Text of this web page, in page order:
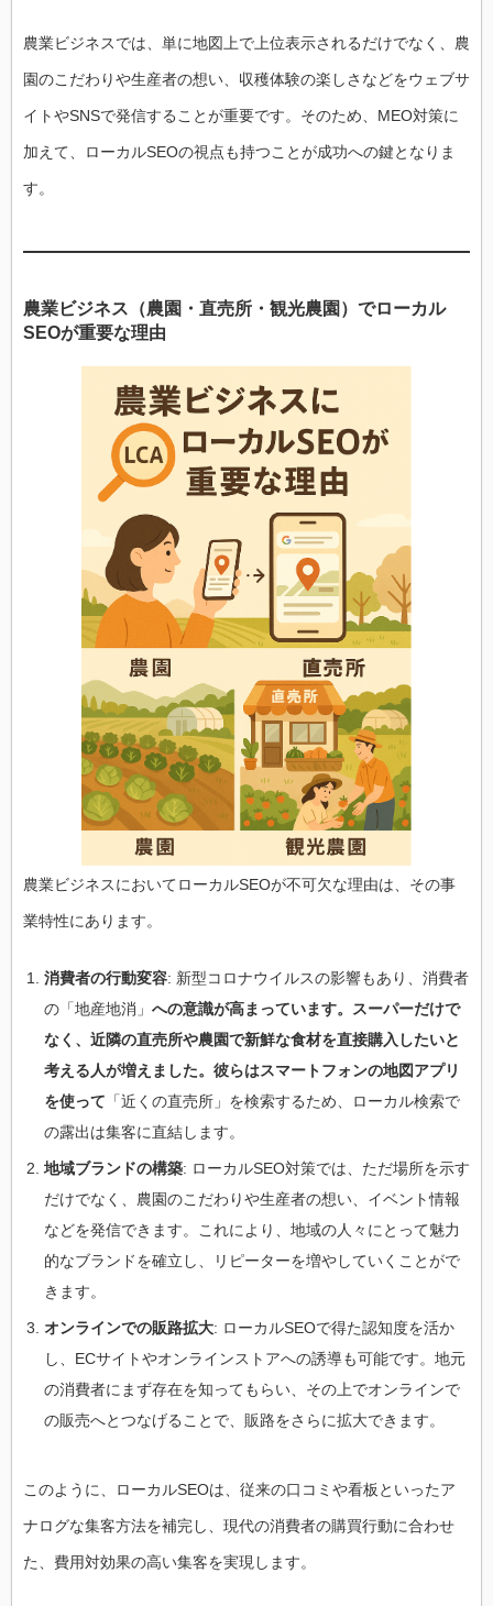
農業ビジネスでは、単に地図上で上位表示されるだけでなく、農
園のこだわりや生産者の想い、収穫体験の楽しさなどをウェブサ
イトやSNSで発信することが重要です。そのため、MEO対策に
加えて、ローカルSEOの視点も持つことが成功への鍵となりま
す。
農業ビジネス（農園・直売所・観光農園）でローカル
SEOが重要な理由
農業ビジネスにおいてローカルSEOが不可欠な理由は、その事
業特性にあります。
消費者の行動変容: 新型コロナウイルスの影響もあり、消費者
の「地産地消」 への意識が高まっています。スーパーだけで
なく、近隣の直売所や農園で新鮮な食材を直接購入したいと
考える人が増えました。彼らはスマートフォンの地図アプリ
を使って 「近くの直売所」を検索するため、ローカル検索で
の露出は集客に直結します。
地域ブランドの構築: ローカルSEO対策では、ただ場所を示す
だけでなく、農園のこだわりや生産者の想い、イベント情報
などを発信できます。これにより、地域の人々にとって魅力
的なブランドを確立し、リピーターを増やしていくことがで
きます。
オンラインでの販路拡大: ローカルSEOで得た認知度を活か
し、ECサイトやオンラインストアへの誘導も可能です。地元
の消費者にまず存在を知ってもらい、その上でオンラインで
の販売へとつなげることで、販路をさらに拡大できます。
このように、ローカルSEOは、従来の口コミや看板といったア
ナログな集客方法を補完し、現代の消費者の購買行動に合わせ
た、費用対効果の高い集客を実現します。